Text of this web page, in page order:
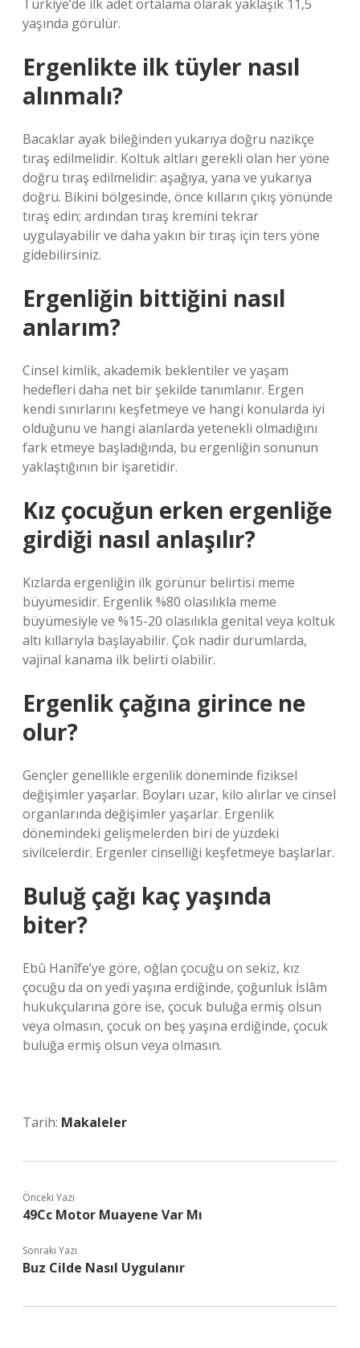
Türkiye’de ilk adet ortalama olarak yaklaşık 11,5
yaşında görülür.
Ergenlikte ilk tüyler nasıl
alınmalı?
Bacaklar ayak bileğinden yukarıya doğru nazikçe
tıraş edilmelidir. Koltuk altları gerekli olan her yöne
doğru tıraş edilmelidir: ​​aşağıya, yana ve yukarıya
doğru. Bikini bölgesinde, önce kılların çıkış yönünde
tıraş edin; ardından tıraş kremini tekrar
uygulayabilir ve daha yakın bir tıraş için ters yöne
gidebilirsiniz.
Ergenliğin bittiğini nasıl
anlarım?
Cinsel kimlik, akademik beklentiler ve yaşam
hedefleri daha net bir şekilde tanımlanır. Ergen
kendi sınırlarını keşfetmeye ve hangi konularda iyi
olduğunu ve hangi alanlarda yetenekli olmadığını
fark etmeye başladığında, bu ergenliğin sonunun
yaklaştığının bir işaretidir.
Kız çocuğun erken ergenliğe
girdiği nasıl anlaşılır?
Kızlarda ergenliğin ilk görünür belirtisi meme
büyümesidir. Ergenlik %80 olasılıkla meme
büyümesiyle ve %15-20 olasılıkla genital veya koltuk
altı kıllarıyla başlayabilir. Çok nadir durumlarda,
vajinal kanama ilk belirti olabilir.
Ergenlik çağına girince ne
olur?
Gençler genellikle ergenlik döneminde fiziksel
değişimler yaşarlar. Boyları uzar, kilo alırlar ve cinsel
organlarında değişimler yaşarlar. Ergenlik
dönemindeki gelişmelerden biri de yüzdeki
sivilcelerdir. Ergenler cinselliği keşfetmeye başlarlar.
Buluğ çağı kaç yaşında
biter?
Ebû Hanîfe’ye göre, oğlan çocuğu on sekiz, kız
çocuğu da on yedi yaşına erdiğinde, çoğunluk İslâm
hukukçularına göre ise, çocuk buluğa ermiş olsun
veya olmasın, çocuk on beş yaşına erdiğinde, çocuk
buluğa ermiş olsun veya olmasın.
Tarih: Makaleler
Önceki Yazı
49Cc Motor Muayene Var Mı
Sonraki Yazı
Buz Cilde Nasıl Uygulanır